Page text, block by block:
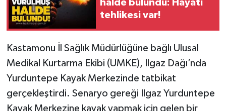
halde bulundu: Hayati
tehlikesi var!
Kastamonu İl Sağlık Müdürlüğüne bağlı Ulusal
Medikal Kurtarma Ekibi (UMKE), Ilgaz Dağı’nda
Yurduntepe Kayak Merkezinde tatbikat
gerçekleştirdi. Senaryo gereği Ilgaz Yurduntepe
Kayak Merkezine kayak yapmak için gelen bir
GÜNDEM
Kilimli
Kültür - Sanat